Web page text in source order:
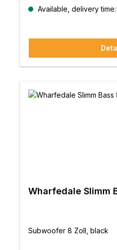
Available, delivery time:
Wharfedale Slimm
Subwoofer 8 Zoll, black